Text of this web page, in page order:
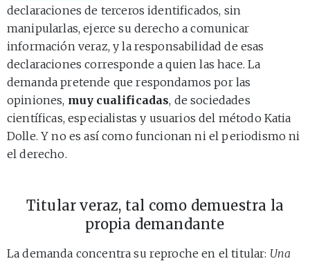
declaraciones de terceros identificados, sin
manipularlas, ejerce su derecho a comunicar
información veraz, y la responsabilidad de esas
declaraciones corresponde a quien las hace. La
demanda pretende que respondamos por las
opiniones, muy cualificadas, de sociedades
científicas, especialistas y usuarios del método Katia
Dolle. Y no es así como funcionan ni el periodismo ni
el derecho.
Titular veraz, tal como demuestra la
propia demandante
La demanda concentra su reproche en el titular: Una